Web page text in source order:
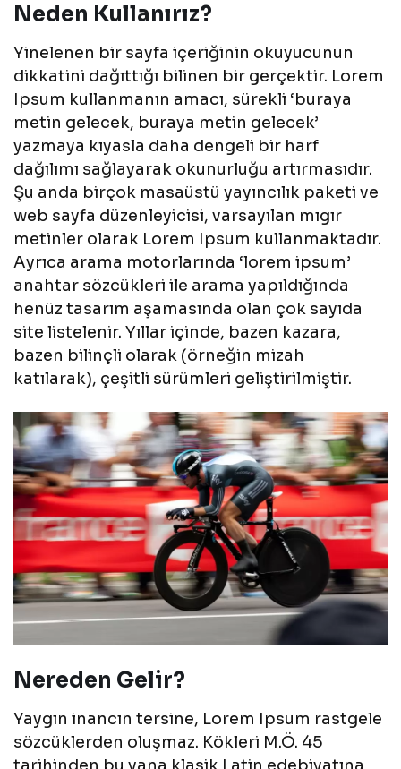
Neden Kullanırız?
Yinelenen bir sayfa içeriğinin okuyucunun
dikkatini dağıttığı bilinen bir gerçektir. Lorem
Ipsum kullanmanın amacı, sürekli ‘buraya
metin gelecek, buraya metin gelecek’
yazmaya kıyasla daha dengeli bir harf
dağılımı sağlayarak okunurluğu artırmasıdır.
Şu anda birçok masaüstü yayıncılık paketi ve
web sayfa düzenleyicisi, varsayılan mıgır
metinler olarak Lorem Ipsum kullanmaktadır.
Ayrıca arama motorlarında ‘lorem ipsum’
anahtar sözcükleri ile arama yapıldığında
henüz tasarım aşamasında olan çok sayıda
site listelenir. Yıllar içinde, bazen kazara,
bazen bilinçli olarak (örneğin mizah
katılarak), çeşitli sürümleri geliştirilmiştir.
Nereden Gelir?
Yaygın inancın tersine, Lorem Ipsum rastgele
sözcüklerden oluşmaz. Kökleri M.Ö. 45
tarihinden bu yana klasik Latin edebiyatına